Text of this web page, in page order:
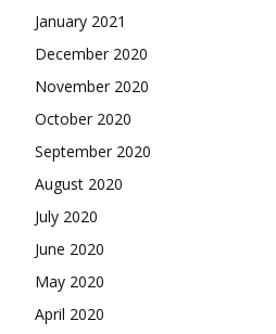
January 2021
December 2020
November 2020
October 2020
September 2020
August 2020
July 2020
June 2020
May 2020
April 2020